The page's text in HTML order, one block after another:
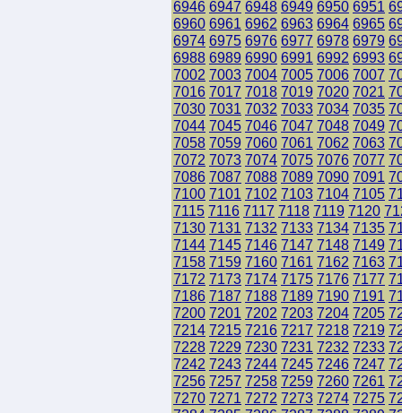
6946 6947 6948 6949 6950 6951
6960 6961 6962 6963 6964 6965
6974 6975 6976 6977 6978 6979
6988 6989 6990 6991 6992 6993
7002 7003 7004 7005 7006 7007
7016 7017 7018 7019 7020 7021
7030 7031 7032 7033 7034 7035
7044 7045 7046 7047 7048 7049
7058 7059 7060 7061 7062 7063
7072 7073 7074 7075 7076 7077
7086 7087 7088 7089 7090 7091
7100 7101 7102 7103 7104 7105
7115 7116 7117 7118 7119 7120
7130 7131 7132 7133 7134 7135
7144 7145 7146 7147 7148 7149
7158 7159 7160 7161 7162 7163
7172 7173 7174 7175 7176 7177
7186 7187 7188 7189 7190 7191
7200 7201 7202 7203 7204 7205
7214 7215 7216 7217 7218 7219
7228 7229 7230 7231 7232 7233
7242 7243 7244 7245 7246 7247
7256 7257 7258 7259 7260 7261
7270 7271 7272 7273 7274 7275